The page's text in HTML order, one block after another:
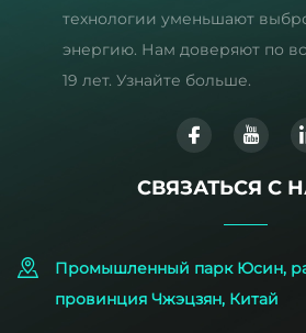
технологии уменьшают
энергию. Нам доверяют по
19 лет. Узнайте больше.
СВЯЗАТЬСЯ С
Промышленный парк Юсин,
провинция Чжэцзян, Китай